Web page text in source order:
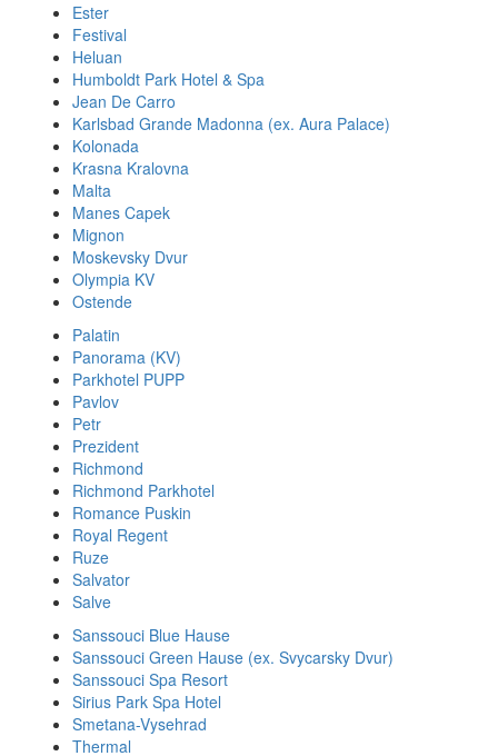
Ester
Festival
Heluan
Humboldt Park Hotel & Spa
Jean De Carro
Karlsbad Grande Madonna (ex. Aura Palace)
Kolonada
Krasna Kralovna
Malta
Manes Capek
Mignon
Moskevsky Dvur
Olympia KV
Ostende
Palatin
Panorama (KV)
Parkhotel PUPP
Pavlov
Petr
Prezident
Richmond
Richmond Parkhotel
Romance Puskin
Royal Regent
Ruze
Salvator
Salve
Sanssouci Blue Hause
Sanssouci Green Hause (ex. Svycarsky Dvur)
Sanssouci Spa Resort
Sirius Park Spa Hotel
Smetana-Vysehrad
Thermal